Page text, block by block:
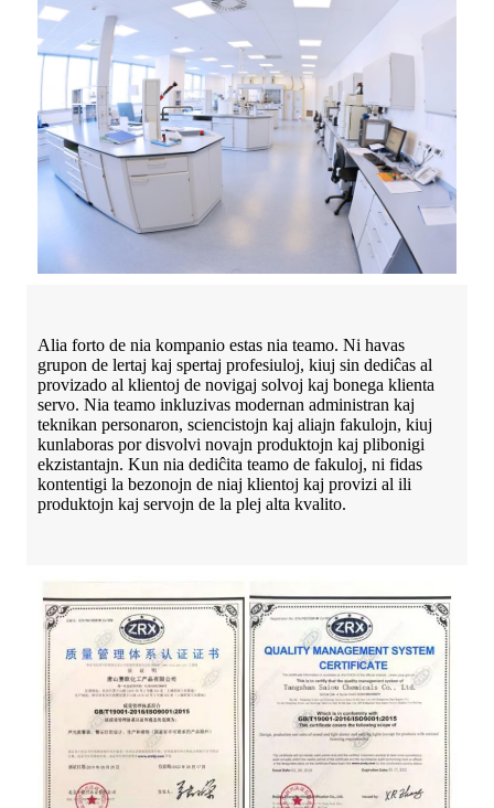
Alia forto de nia kompanio estas nia teamo. Ni havas
grupon de lertaj kaj spertaj profesiuloj, kiuj sin dediĉas al
provizado al klientoj de novigaj solvoj kaj bonega klienta
servo. Nia teamo inkluzivas modernan administran kaj
teknikan personaron, sciencistojn kaj aliajn fakulojn, kiuj
kunlaboras por disvolvi novajn produktojn kaj plibonigi
ekzistantajn. Kun nia dediĉita teamo de fakuloj, ni fidas
kontentigi la bezonojn de niaj klientoj kaj provizi al ili
produktojn kaj servojn de la plej alta kvalito.